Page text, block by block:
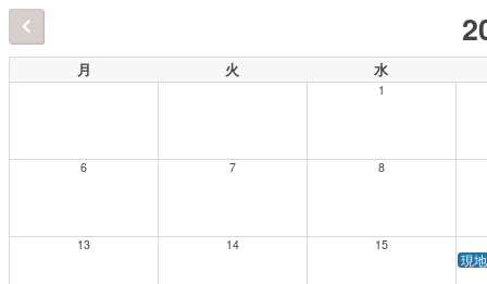
月 火 水
1
6 7 8
13 14 15
現